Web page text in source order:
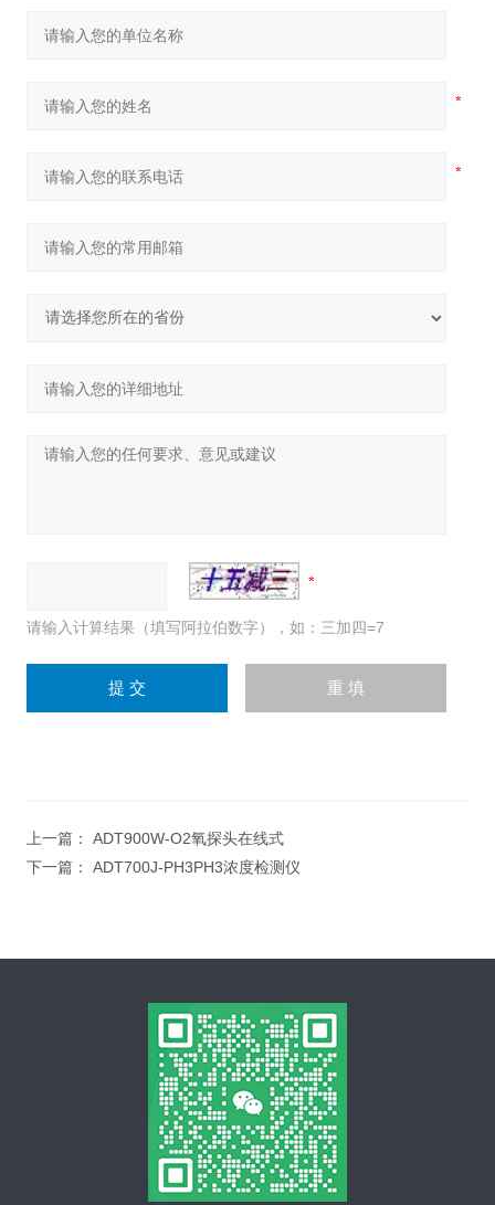
请输入计算结果（填写阿拉伯数字），如：三加四=7
上一篇： ADT900W-O2氧探头在线式
下一篇： ADT700J-PH3PH3浓度检测仪